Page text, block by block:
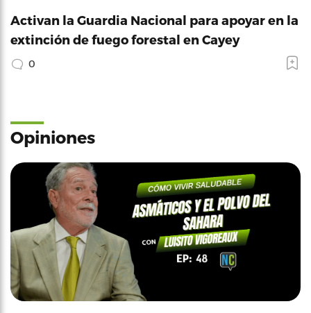
Activan la Guardia Nacional para apoyar en la
extinción de fuego forestal en Cayey
0
Opiniones